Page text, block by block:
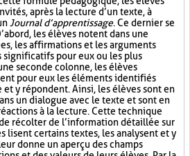
après la lecture d’un texte, à
Journal d’apprentissage. Ce dernier se
les élèves notent dans une
les affirmations et les arguments
significatifs pour eux ou les plus
seconde colonne, les élèves
pour eux les éléments identifiés
y répondent. Ainsi, les élèves sont en
un dialogue avec le texte et sont en
à la lecture. Cette technique
récolter de l’information détaillée sur
lisent certains textes, les analysent et y
donne un aperçu des champs